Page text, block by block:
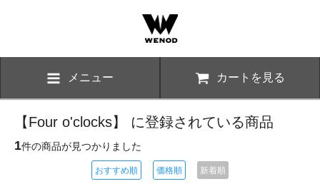
メニュー カートを見る
【Four o'clocks】 に登録されている商品
1件の商品が見つかりました
おすすめ順 価格順 新着順